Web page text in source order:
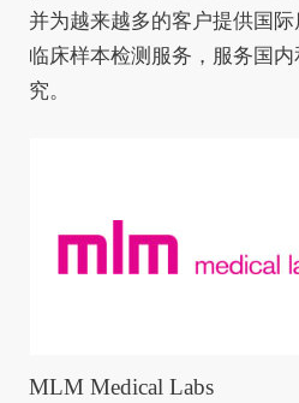
并为越来越多的客户提供国
临床样本检测服务，服务国
究。
MLM Medical Labs